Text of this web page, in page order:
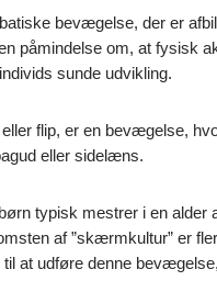
bevægelse, der er
påmindelse om, at fysisk
sunde udvikling.
flip, er en bevægelse,
eller sidelæns.
typisk mestrer i en alder
af ​​”skærmkultur” er
til at udføre denne